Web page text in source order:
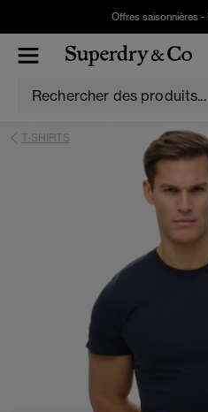
Offres saisonnières -
T-SHIRTS